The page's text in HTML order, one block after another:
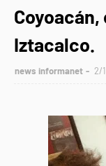
Iztacalco.
news informanet 2/